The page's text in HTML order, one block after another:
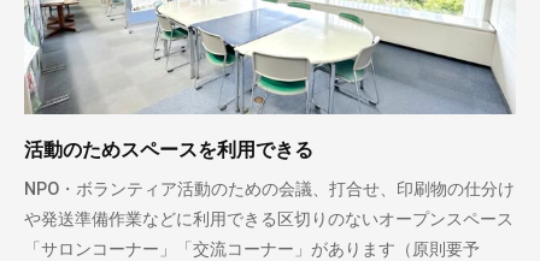
活動のためスペースを利用できる
NPO・ボランティア活動のための会議、打合せ、印刷物の仕分け
や発送準備作業などに利用できる区切りのないオープンスペース
「サロンコーナー」「交流コーナー」があります（原則要予